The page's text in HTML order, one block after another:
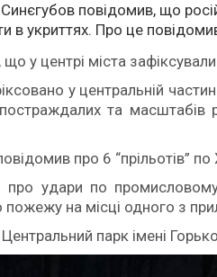
повідомив, що
в укриттях. Про це
у центрі міста
у центральній
та масштабів
про 6 “прільотів” по
удари по
на місці одного з
парк імені